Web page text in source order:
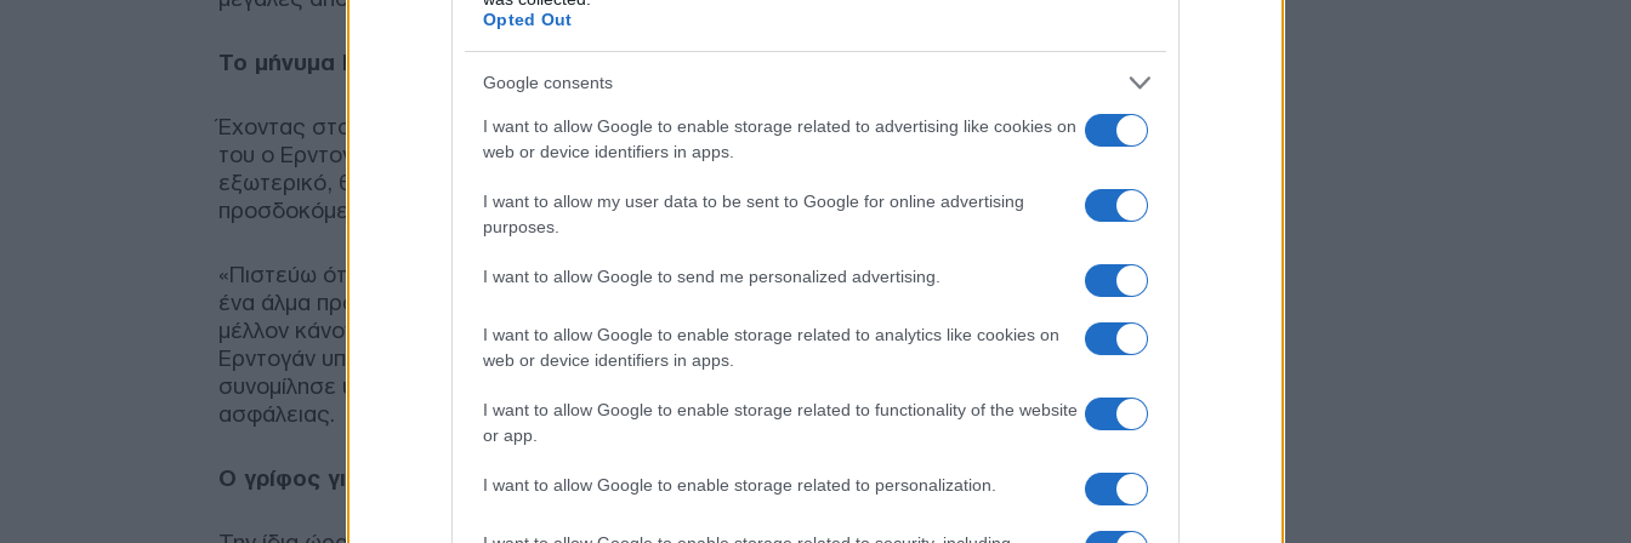
Opted Out
Google consents
I want to allow Google to enable storage related to advertising like cookies on
web or device identifiers in apps.
I want to allow my user data to be sent to Google for online advertising
purposes.
I want to allow Google to send me personalized advertising.
I want to allow Google to enable storage related to analytics like cookies on
web or device identifiers in apps.
I want to allow Google to enable storage related to functionality of the website
or app.
I want to allow Google to enable storage related to personalization.
Το μήνυμα Ερντογάν στους ψηφοφόρους
Έχοντας στο πλευρό του τη σύζυγό του Εμινέ αλλά και δύο από τα εγγόνια
του ο Ερντογάν τόνισε ότι «Θεού θέλοντος, το έθνος μας, εδώ και στο
εξωτερικό, θα προχωρήσει προς το μέλλον απόψε, κάνοντας την
προσδοκόμενη επιλογή».
«Πιστεύω ότι ο λαός μας θα αποφασίσει για μια ταχύτερη ανάπτυξη και για
ένα άλμα προς τα εμπρός. Πιστεύω ότι ο λαός θα κάνει ένα βήμα προς το
μέλλον κάνοντας τη σωστή απόφαση» πρόσθεσε ο Τούρκος πρόεδρος. Τον
Ερντογάν υποδέχθηκαν με χειροκροτήματα οπαδοί του με τους οποίους
συνομίλησε υπό το αυστηρό βλέμμα των ανδρών της προσωπικής του
ασφάλειας.
Ο γρίφος για πιθανό ανεπιτυχές αποτέλεσμα
φυσικό αέριο
ΔΙΕΘΝΗ
08/08/26 - 23:10
Επίσκεψη-αστραπή του διοικητή της
CENTCOM στο Ισραήλ: Συναντήθηκε
08/08/26 - 23:02
Νέα ευρήματα αλλάζουν τα δεδομένα
για τη Μινωική Έκρηξη στη
καταστροφή;
ΟΙΚΟΛΟΓΙΑ
Επιστημονική πρόβλεψη-σοκ: Πώς θα
είναι η καθημερινότητά μας το 2100 αν
η θερμοκρασία ανέβει 4 βαθμούς